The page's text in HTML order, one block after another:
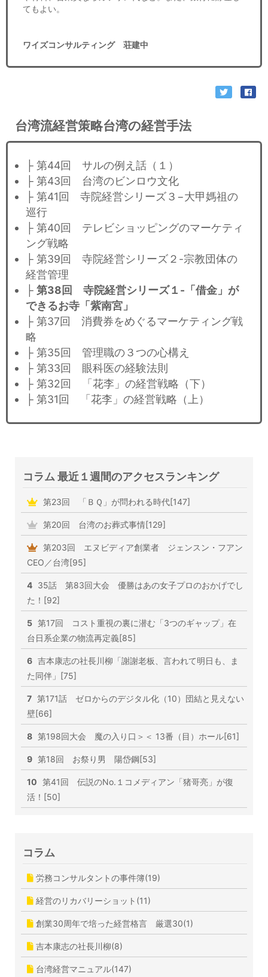
てもよい。
ワイズコンサルティング 荘建中
台湾流経営策略台湾の経営手法
├ 第44回 サルの例え話（１）
├ 第43回 台湾のビンロウ文化
├ 第41回 寺院経営シリーズ３−大甲媽祖の
巡行
├ 第40回 テレビショッピングのマーケティ
ング戦略
├ 第39回 寺院経営シリーズ２-宗教団体の
経営管理
├ 第38回 寺院経営シリーズ１-「借金」が
できるお寺「紫南宮」
├ 第37回 消費券をめぐるマーケティング戦
略
├ 第35回 管理職の３つの心構え
├ 第33回 眼科医の経験法則
├ 第32回 「花李」の経営戦略（下）
├ 第31回 「花李」の経営戦略（上）
コラム 最近１週間のアクセスランキング
第23回 「ＢＱ」が問われる時代[147]
第20回 台湾のお葬式事情[129]
第203回 エヌビディア創業者 ジェンスン・フアン
CEO／台湾[95]
4 35話 第83回大会 優勝はあの女子プロのおかげでし
た！[92]
5 第17回 コスト重視の裏に潜む「3つのギャップ」在
台日系企業の物流再定義[85]
6 吉本康志の社長川柳「謝謝老板、言われて明日も、ま
た同伴」[75]
7 第171話 ゼロからのデジタル化（10）団結と見えない
壁[66]
8 第198回大会 魔の入り口＞＜ 13番（目）ホール[61]
9 第18回 お祭り男 陽岱鋼[53]
10 第41回 伝説のNo.１コメディアン「猪哥亮」が復
活！[50]
コラム
労務コンサルタントの事件簿(19)
経営のリカバリーショット(11)
創業30周年で培った経営格言 厳選30(1)
吉本康志の社長川柳(8)
台湾経営マニュアル(147)